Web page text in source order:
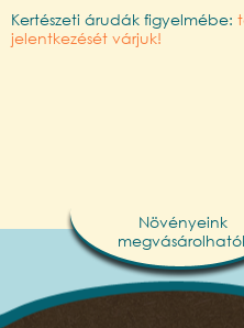
Kertészeti árudák figyelmébe:
jelentkezését várjuk!
Növényeink